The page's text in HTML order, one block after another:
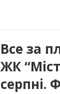
Все за
ЖК
серпні.